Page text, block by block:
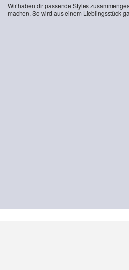
Wir haben dir passende Styles
machen. So wird aus einem Lieblingsstück